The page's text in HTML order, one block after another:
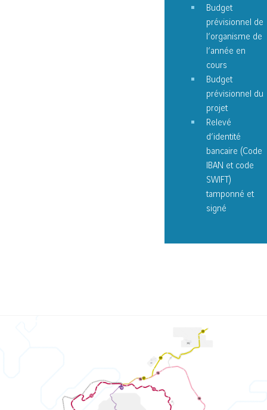
Budget
prévisionnel de
l’organisme de
l’année en
cours
Budget
prévisionnel du
projet
Relevé
d’identité
bancaire (Code
IBAN et code
SWIFT)
tamponné et
signé